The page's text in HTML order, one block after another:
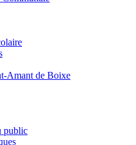
Amant de Boixe
public